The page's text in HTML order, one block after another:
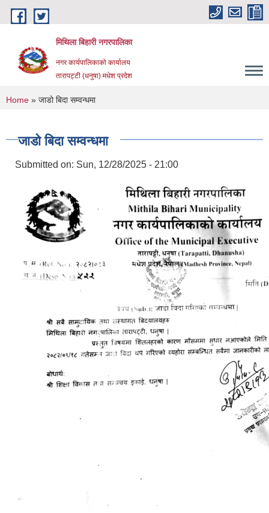
Skip to main content
मिथिला बिहारी नगरपालिका
नगर कार्यपालिकाको कार्यालय
तारापट्टी (धनुषा) मधेश प्रदेश
You are here
Home » जाडो बिदा सम्वन्धमा
जाडो बिदा सम्वन्धमा
Submitted on: Sun, 12/28/2025 - 21:00